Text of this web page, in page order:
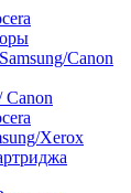
Canon
Canon
Xerox